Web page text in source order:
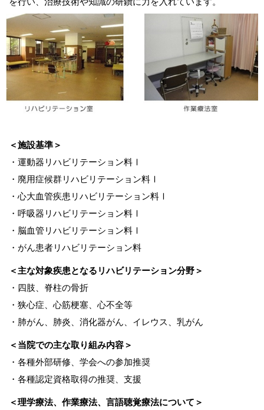
＜施設基準＞
・運動器リハビリテーション料Ⅰ
・廃用症候群リハビリテーション料Ⅰ
・心大血管疾患リハビリテーション料Ⅰ
・呼吸器リハビリテーション料Ⅰ
・脳血管リハビリテーション料Ⅰ
・がん患者リハビリテーション料
＜主な対象疾患となるリハビリテーション分野＞
・四肢、脊柱の骨折
・狭心症、心筋梗塞、心不全等
・肺がん、肺炎、消化器がん、イレウス、乳がん
＜当院での主な取り組み内容＞
・各種外部研修、学会への参加推奨
・各種認定資格取得の推奨、支援
＜理学療法、作業療法、言語聴覚療法について＞